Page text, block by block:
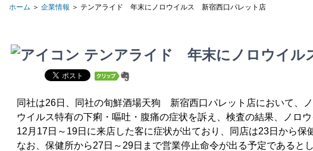
ホーム ＞ 企業情報 ＞ テンアライド 年末にノロウイルス 新宿西口パレット店
テンアライド 年末にノロウイル
同社は26日、同社の旬鮮酒場天狗 新宿西口パレット店において、
ウイルス特有の下痢・嘔吐・腹痛の症状を訴え、検査の結果、ノロ
12月17日～19日に来店した客に症状が出ており、同店は23日から保
なお、保健所から27日～29日まで営業停止命令が出る予定であるとし